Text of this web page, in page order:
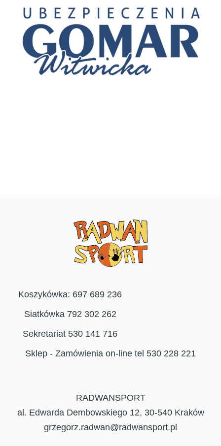
Koszykówka: 697 689 236
Siatkówka 792 302 262
Sekretariat 530 141 716
Sklep - Zamówienia on-line tel 530 228 221
RADWANSPORT
al. Edwarda Dembowskiego 12, 30-540 Kraków
grzegorz.radwan@radwansport.pl